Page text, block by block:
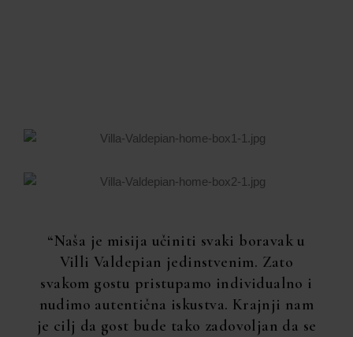
“Naša je misija učiniti svaki boravak u
Villi Valdepian jedinstvenim. Zato
svakom gostu pristupamo individualno i
nudimo autentična iskustva. Krajnji nam
je cilj da gost bude tako zadovoljan da se